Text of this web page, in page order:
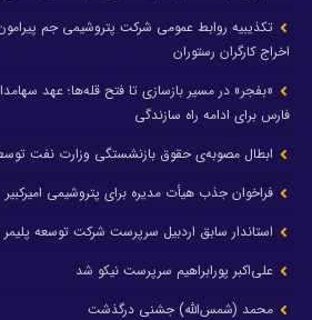
تکذیبیه روابط عمومی شرکت پتروشیمی جم
اخراج کارگران رستوران
«بفجر» در مسیر بازسازی تا فتح قله‌ها؛ عهد
فارس برای ادامه راه سازندگی
ابطال مصوبه‌ی حقوق بازنشستگی وزارت نفت
فراخوان جذب هیأت مدیره برای پتروشیمی امیرکبیر
استاندار سابق اردبیل سرپرست شرکت توسعه
علی‌اکبر پورابراهیم سرپرست نیکو شد
محمد (شمس‌الله) جشنی درگذشت